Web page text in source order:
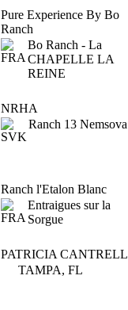
Pure Experience By Bo
Ranch
Bo Ranch - La
CHAPELLE LA
REINE
NRHA
Ranch 13 Nemsova
Ranch l'Etalon Blanc
Entraigues sur la
Sorgue
PATRICIA CANTRELL
TAMPA, FL